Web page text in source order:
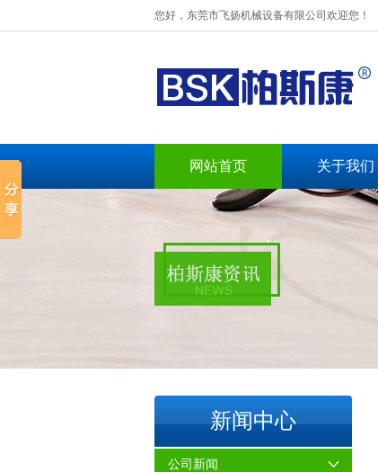
您好，东莞市飞扬机械设备有限公司欢迎您！
网站首页 关于我们
新闻中心
公司新闻